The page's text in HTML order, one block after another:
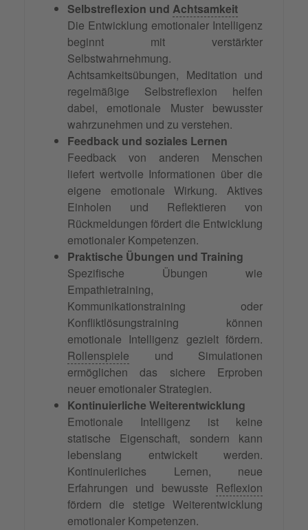
Selbstreflexion und Achtsamkeit
Die Entwicklung emotionaler Intelligenz
beginnt mit verstärkter
Selbstwahrnehmung.
Achtsamkeitsübungen, Meditation und
regelmäßige Selbstreflexion helfen
dabei, emotionale Muster bewusster
wahrzunehmen und zu verstehen.
Feedback und soziales Lernen
Feedback von anderen Menschen
liefert wertvolle Informationen über die
eigene emotionale Wirkung. Aktives
Einholen und Reflektieren von
Rückmeldungen fördert die Entwicklung
emotionaler Kompetenzen.
Praktische Übungen und Training
Spezifische Übungen wie
Empathietraining,
Kommunikationstraining oder
Konfliktlösungstraining können
emotionale Intelligenz gezielt fördern.
Rollenspiele und Simulationen
ermöglichen das sichere Erproben
neuer emotionaler Strategien.
Kontinuierliche Weiterentwicklung
Emotionale Intelligenz ist keine
statische Eigenschaft, sondern kann
lebenslang entwickelt werden.
Kontinuierliches Lernen, neue
Erfahrungen und bewusste Reflexion
fördern die stetige Weiterentwicklung
emotionaler Kompetenzen.